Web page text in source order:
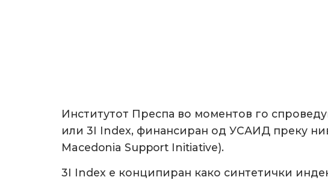
Институтот Преспа во моментов го
или 3I Index, финансиран од УСАИД преку
Macedonia Support Initiative).
3I Index е конципиран како синтетички